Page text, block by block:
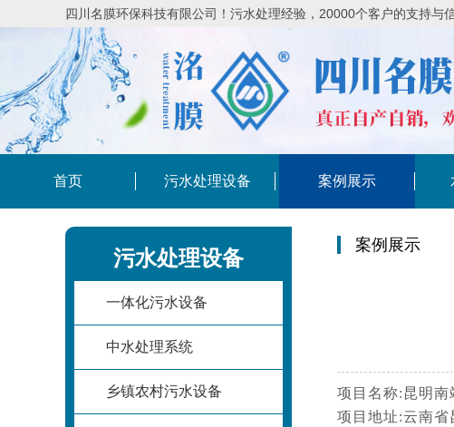
四川名膜环保科技有限公司！污水处理经验，20000个客户的支持与
首页 污水处理设备 案例展示
污水处理设备
一体化污水设备
中水处理系统
乡镇农村污水设备
案例展示
项目名称:昆明南
项目地址:云南省